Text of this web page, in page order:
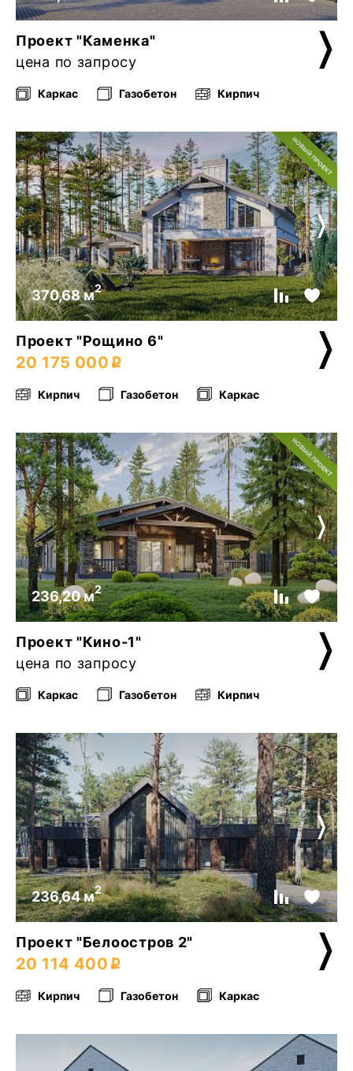
Проект "Каменка"
цена по запросу
Каркас Газобетон Кирпич
370,68 м2
Проект "Рощино 6"
20 175 000
Кирпич Газобетон Каркас
236,20 м2
Проект "Кино-1"
цена по запросу
Каркас Газобетон Кирпич
236,64 м2
Проект "Белоостров 2"
20 114 400
Кирпич Газобетон Каркас